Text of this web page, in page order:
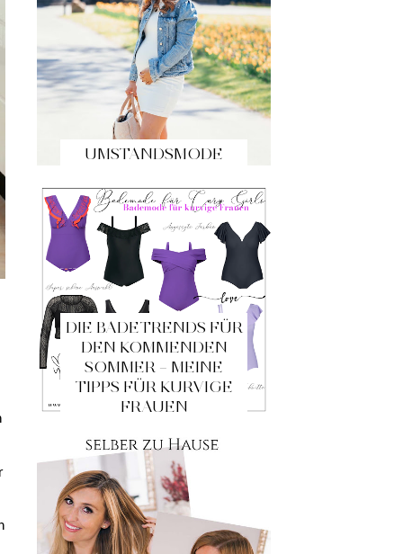
UMSTANDSMODE
DIE BADETRENDS FÜR
DEN KOMMENDEN
SOMMER – MEINE
TIPPS FÜR KURVIGE
FRAUEN